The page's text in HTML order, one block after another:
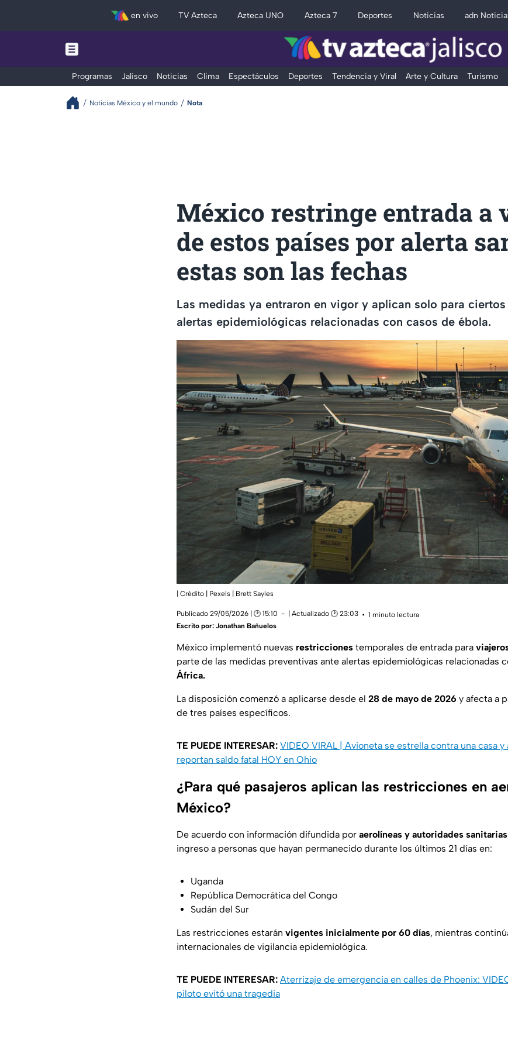
en vivo TV Azteca Azteca UNO Azteca 7 Deportes Noticias adn
Programas Jalisco Noticias Clima Espectáculos Deportes Tendencia y Viral Arte y Cultura Turismo
Noticias México y el mundo Nota
México restringe entrada a
de estos países por alerta
estas son las fechas
Las medidas ya entraron en vigor y aplican solo para
alertas epidemiológicas relacionadas con casos de ébola.
| Crédito | Pexels | Brett Sayles
Publicado 29/05/2026 | 🕑 15:10 | Actualizado 🕑 23:03
1 minuto lectura
Escrito por: Jonathan Bañuelos
México implementó nuevas restricciones temporales de entrada para
parte de las medidas preventivas ante alertas epidemiológicas relacionadas
África.
La disposición comenzó a aplicarse desde el 28 de mayo de 2026 y afecta a
de tres países específicos.
TE PUEDE INTERESAR: VIDEO VIRAL | Avioneta se estrella contra una casa y
reportan saldo fatal HOY en Ohio
¿Para qué pasajeros aplican las restricciones en
México?
De acuerdo con información difundida por aerolíneas y autoridades sanitarias
ingreso a personas que hayan permanecido durante los últimos 21 días en:
Uganda
República Democrática del Congo
Sudán del Sur
Las restricciones estarán vigentes inicialmente por 60 días, mientras
internacionales de vigilancia epidemiológica.
TE PUEDE INTERESAR: Aterrizaje de emergencia en calles de Phoenix:
piloto evitó una tragedia